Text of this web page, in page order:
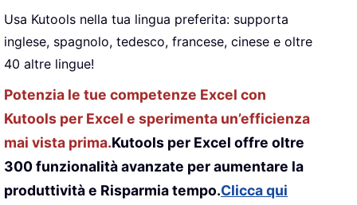
Usa Kutools nella tua lingua preferita: supporta
inglese, spagnolo, tedesco, francese, cinese e oltre
40 altre lingue!
Potenzia le tue competenze Excel con
Kutools per Excel e sperimenta un’efficienza
mai vista prima.Kutools per Excel offre oltre
300 funzionalità avanzate per aumentare la
produttività e Risparmia tempo.Clicca qui